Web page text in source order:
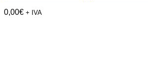
0,00€ + IVA